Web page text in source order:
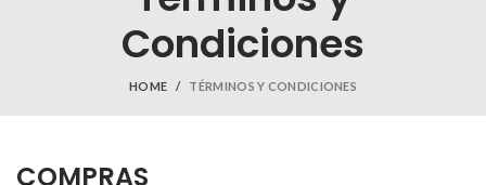
Condiciones
HOME TÉRMINOS Y CONDICIONES
COMPRAS